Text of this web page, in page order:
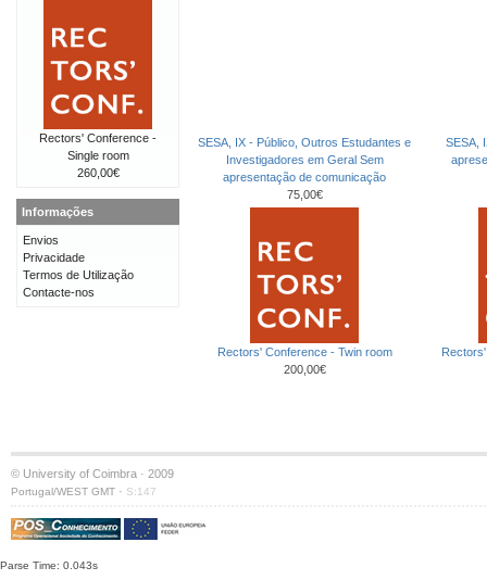
SESA, IX - Público, Outros Estudantes e
Investigadores em Geral Sem
apresentação de comunicação
75,00€
SESA,
Rectors' Conference - Twin room
200,00€
Rectors' Conference -
Single room
260,00€
Informações
Envios
Privacidade
Termos de Utilização
Contacte-nos
© University of Coimbra · 2009
Portugal/WEST GMT · S:147
Parse Time: 0.043s